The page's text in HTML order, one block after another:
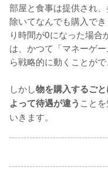
部屋と食事は提供され
除いてなんでも購入で
り時間が0になった場合
は、かつて「マネーゲ
ら戦略的に動くことがで
しかし物を購入するご
よって待遇が違う こと
いきます。